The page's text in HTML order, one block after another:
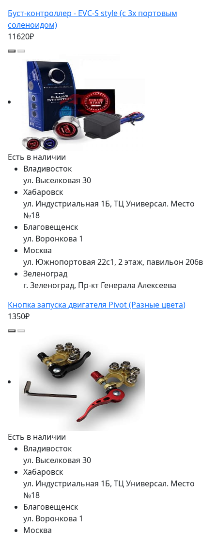
Буст-контроллер - EVC-S style (с 3х портовым
соленоидом)
11620₽
Есть в наличии
Владивосток
ул. Выселковая 30
Хабаровск
ул. Индустриальная 1Б, ТЦ Универсал. Место
№18
Благовещенск
ул. Воронкова 1
Москва
ул. Южнопортовая 22с1, 2 этаж, павильон 206в
Зеленоград
г. Зеленоград, Пр-кт Генерала Алексеева
Кнопка запуска двигателя Pivot (Разные цвета)
1350₽
Есть в наличии
Владивосток
ул. Выселковая 30
Хабаровск
ул. Индустриальная 1Б, ТЦ Универсал. Место
№18
Благовещенск
ул. Воронкова 1
Москва